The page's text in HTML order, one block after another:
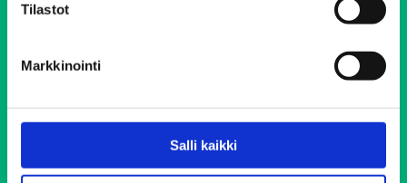
Tilastot
Markkinointi
Salli kaikki
Tampereen Elokolo
Turun Elokolo
Pirkkalan Elokolo